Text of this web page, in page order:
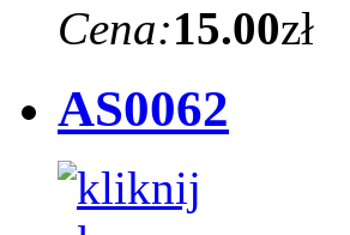
Cena:15.00zł
AS0062